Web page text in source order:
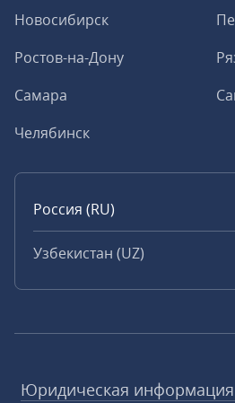
Новосибирск
Ростов-на-Дону
Самара
Челябинск
Россия (RU)
Узбекистан (UZ)
Юридическая информация